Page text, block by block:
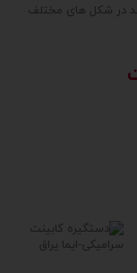
در شکل های مختلف